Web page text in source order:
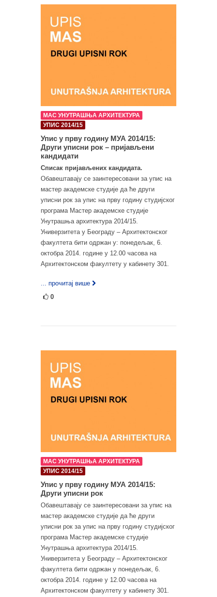
МАС УНУТРАШЊА АРХИТЕКТУРА
УПИС 2014/15
Упис у прву годину МУА 2014/15:
Други уписни рок – пријављени
кандидати
Списак пријављених кандидата.
Обавештавају се заинтересовани за упис на
мастер академске студије да ће други
уписни рок за упис на прву годину студијског
програма Мастер академске студије
Унутрашња архитектура 2014/15.
Универзитета у Београду – Архитектонског
факултета бити одржан у: понедељак, 6.
октобра 2014. године у 12.00 часова на
Архитектонском факултету у кабинету 301.
... прочитај више
0
МАС УНУТРАШЊА АРХИТЕКТУРА
УПИС 2014/15
Упис у прву годину МУА 2014/15:
Други уписни рок
Обавештавају се заинтересовани за упис на
мастер академске студије да ће други
уписни рок за упис на прву годину студијског
програма Мастер академске студије
Унутрашња архитектура 2014/15.
Универзитета у Београду – Архитектонског
факултета бити одржан у понедељак, 6.
октобра 2014. године у 12.00 часова на
Архитектонском факултету у кабинету 301.